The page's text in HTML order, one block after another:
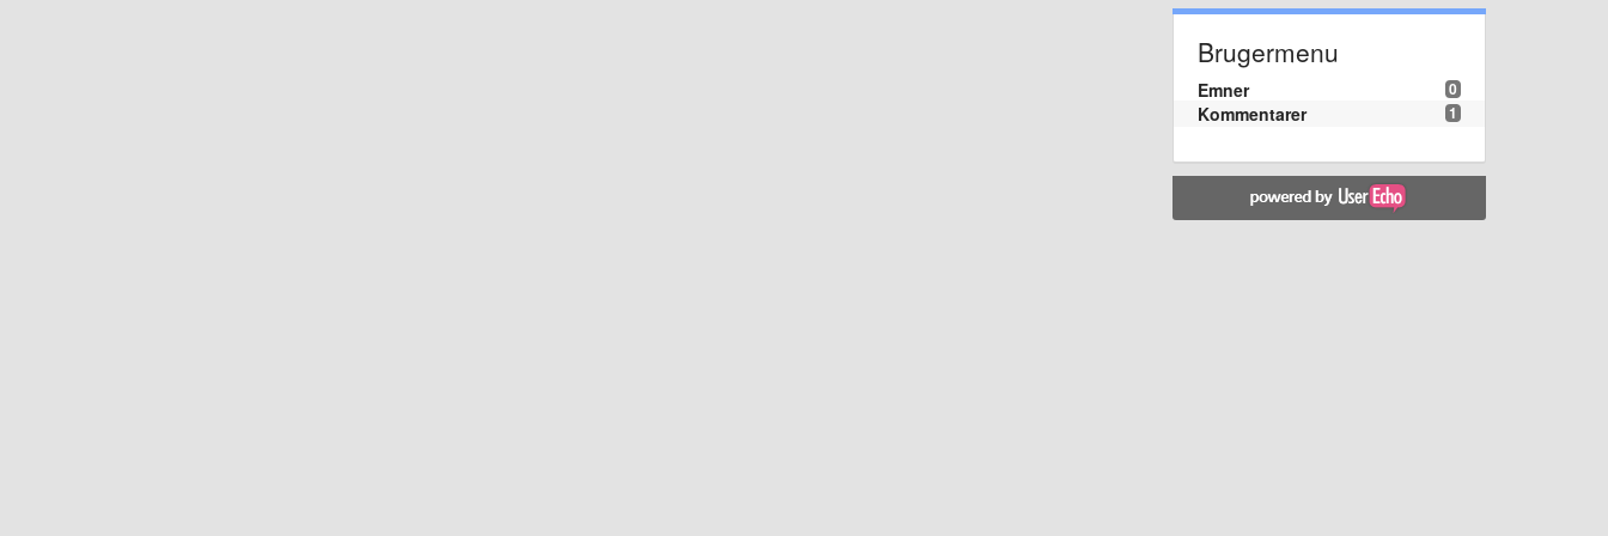
Brugermenu
0
Emner
1
Kommentarer